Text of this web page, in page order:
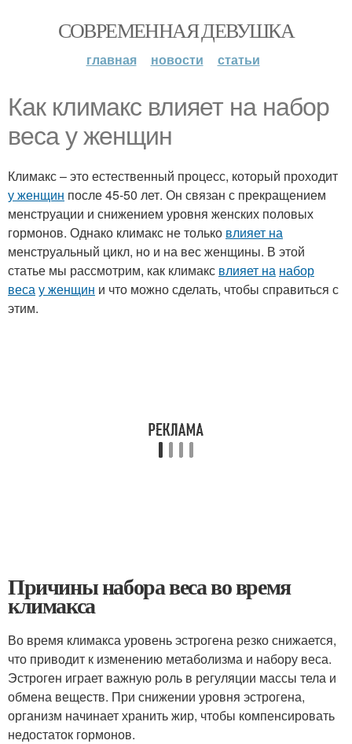
СОВРЕМЕННАЯ ДЕВУШКА
главная новости статьи
Как климакс влияет на набор
веса у женщин
Климакс – это естественный процесс, который проходит
у женщин после 45-50 лет. Он связан с прекращением
менструации и снижением уровня женских половых
гормонов. Однако климакс не только влияет на
менструальный цикл, но и на вес женщины. В этой
статье мы рассмотрим, как климакс влияет на набор
весау женщин и что можно сделать, чтобы справиться с
этим.
Причины набора веса во время
климакса
Во время климакса уровень эстрогена резко снижается,
что приводит к изменению метаболизма и набору веса.
Эстроген играет важную роль в регуляции массы тела и
обмена веществ. При снижении уровня эстрогена,
организм начинает хранить жир, чтобы компенсировать
недостаток гормонов.